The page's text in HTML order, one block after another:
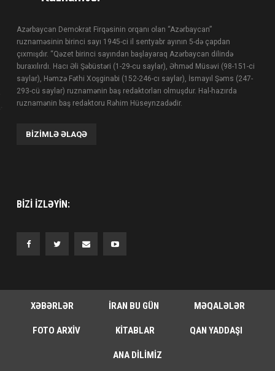
Azərbaycan Demokrat Firqəsinin orqanı olan “Azərbaycan”
ruznaməsinin birinci sayı 1945-ci il sentyabr ayının 5-də çapdan
çıxmışdır. “Qəzet birinci sayından başlayaraq Azərbaycan dilində
buraxılırdı. Hacı Əli Şəbüstəri (1-29-cu saylar), Əhməd Müsəvi (98-151-ci
saylar), Həmzə Fəthi Xoşginabi (152-246-cı saylar), İsmayıl Şəms (247-
293-cü saylar) ruznamənin baş redaktorları olmuşdur. Hal-hazırda
ruznamənin baş redaktoru Rəhim Hüseynzadədir.
BIZIMLƏ ƏLAQƏ
BIZI IZLƏYIN:
XƏBƏRLƏR İRAN BU GÜN MƏQALƏLƏR
FOTO ARXIV KITABLAR QAN YADDAŞI
ANA DILIMIZ